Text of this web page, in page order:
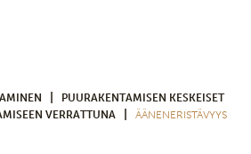
PUURAKENTAMISEN KESKEISET
VERRATTUNA
ÄÄNENERISTÄVYYS